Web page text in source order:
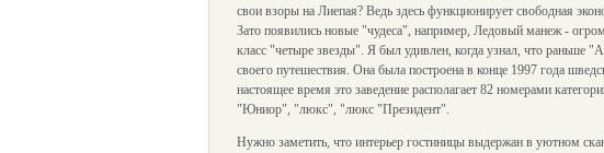
свои взоры на Лиепая? Ведь здесь функционирует свободная
Зато появились новые "чудеса", например, Ледовый манеж -
класс "четыре звезды". Я был удивлен, когда узнал, что раньше
своего путешествия. Она была построена в конце 1997 года
настоящее время это заведение располагает 82 номерами
"Юниор", "люкс", "люкс "Президент".
Нужно заметить, что интерьер гостиницы выдержан в уютном